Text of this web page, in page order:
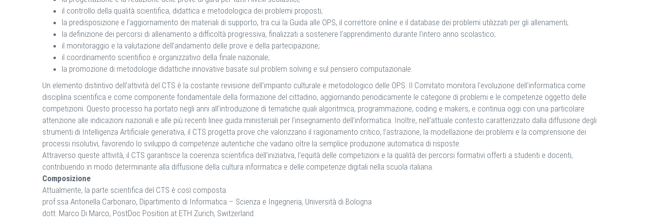
il controllo della qualità scientifica, didattica e metodologica dei problemi proposti;
la predisposizione e l’aggiornamento dei materiali di supporto, tra cui la Guida alle OPS, il correttore online e il database dei problemi utilizzati per gli allenamenti;
la definizione dei percorsi di allenamento a difficoltà progressiva, finalizzati a sostenere l’apprendimento durante l’intero anno scolastico;
il monitoraggio e la valutazione dell’andamento delle prove e della partecipazione;
il coordinamento scientifico e organizzativo della finale nazionale;
la promozione di metodologie didattiche innovative basate sul problem solving e sul pensiero computazionale.
Un elemento distintivo dell'attività del CTS è la costante revisione dell'impianto culturale e metodologico delle OPS. Il Comitato monitora l'evoluzione dell'informatica come
disciplina scientifica e come componente fondamentale della formazione del cittadino, aggiornando periodicamente le categorie di problemi e le competenze oggetto delle
competizioni. Questo processo ha portato negli anni all'introduzione di tematiche quali algoritmica, programmazione, coding e makers, e continua oggi con una particolare
attenzione alle indicazioni nazionali e alle più recenti linee guida ministeriali per l'insegnamento dell'informatica. Inoltre, nell'attuale contesto caratterizzato dalla diffusione degli
strumenti di Intelligenza Artificiale generativa, il CTS progetta prove che valorizzano il ragionamento critico, l'astrazione, la modellazione dei problemi e la comprensione dei
processi risolutivi, favorendo lo sviluppo di competenze autentiche che vadano oltre la semplice produzione automatica di risposte.
Attraverso queste attività, il CTS garantisce la coerenza scientifica dell’iniziativa, l’equità delle competizioni e la qualità dei percorsi formativi offerti a studenti e docenti,
contribuendo in modo determinante alla diffusione della cultura informatica e delle competenze digitali nella scuola italiana.
Composizione
Attualmente, la parte scientifica del CTS è così composta:
prof.ssa Antonella Carbonaro, Dipartimento di Informatica – Scienza e Ingegneria, Università di Bologna
dott. Marco Di Marco, PostDoc Position at ETH Zurich, Switzerland